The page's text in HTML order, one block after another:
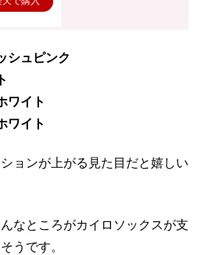
シュピンク
ワイト
ワイト
ョンが上がる見た目だと嬉しい
なところがカイロソックスが支
うです。